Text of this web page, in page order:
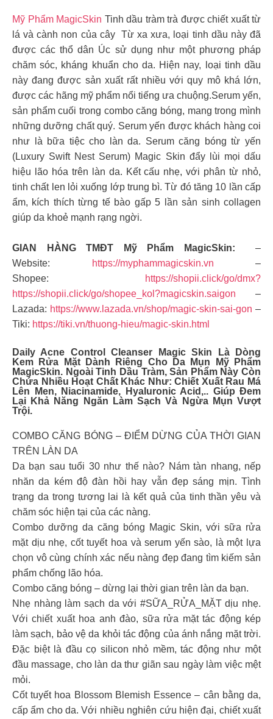
Mỹ Phẩm MagicSkin Tinh dầu tràm trà được chiết xuất từ
lá và cành non của cây Từ xa xưa, loại tinh dầu này đã
được các thổ dân Úc sử dụng như một phương pháp
chăm sóc, kháng khuẩn cho da. Hiện nay, loại tinh dầu
này đang được sản xuất rất nhiều với quy mô khá lớn,
được các hãng mỹ phẩm nổi tiếng ưa chuộng.Serum yến,
sản phẩm cuối trong combo căng bóng, mang trong mình
những dưỡng chất quý. Serum yến được khách hàng coi
như là bữa tiệc cho làn da. Serum căng bóng từ yến
(Luxury Swift Nest Serum) Magic Skin đẩy lùi mọi dấu
hiệu lão hóa trên làn da. Kết cấu nhẹ, với phân từ nhỏ,
tinh chất len lỏi xuống lớp trung bì. Từ đó tăng 10 lần cấp
ẩm, kích thích từng tế bào gấp 5 lần sản sinh collagen
giúp da khoẻ mạnh rạng ngời.
GIAN HÀNG TMĐT Mỹ Phẩm MagicSkin:
–
Website:
https://myphammagicskin.vn –
Shopee:
https://shopii.click/go/dmx?
https://shopii.click/go/shopee_kol?magicskin.saigon –
Lazada: https://www.lazada.vn/shop/magic-skin-sai-gon –
Tiki: https://tiki.vn/thuong-hieu/magic-skin.html
Daily Acne Control Cleanser Magic Skin Là Dòng
Kem Rửa Mặt Dành Riêng Cho Da Mụn Mỹ Phẩm
MagicSkin. Ngoài Tinh Dầu Tràm, Sản Phẩm Này Còn
Chứa Nhiều Hoạt Chất Khác Như: Chiết Xuất Rau Má
Lên Men, Niacinamide, Hyaluronic Acid,.. Giúp Đem
Lại Khả Năng Ngăn Làm Sạch Và Ngừa Mụn Vượt
Trội.
COMBO CĂNG BÓNG – ĐIỂM DỪNG CỦA THỜI GIAN
TRÊN LÀN DA
Da bạn sau tuổi 30 như thế nào? Nám tàn nhang, nếp
nhăn da kém độ đàn hồi hay vẫn đẹp sáng mịn. Tình
trạng da trong tương lai là kết quả của tinh thần yêu và
chăm sóc hiện tại của các nàng.
Combo dưỡng da căng bóng Magic Skin, với sữa rửa
mặt dịu nhẹ, cốt tuyết hoa và serum yến sào, là một lựa
chọn vô cùng chính xác nếu nàng đẹp đang tìm kiếm sản
phẩm chống lão hóa.
Combo căng bóng – dừng lại thời gian trên làn da bạn.
Nhẹ nhàng làm sạch da với #SỮA_RỬA_MẶT dịu nhẹ.
Với chiết xuất hoa anh đào, sữa rửa mặt tác động kép
làm sạch, bảo vệ da khỏi tác động của ánh nắng mặt trời.
Đặc biệt là đầu cọ silicon nhỏ mềm, tác động như một
đầu massage, cho làn da thư giãn sau ngày làm việc mệt
mỏi.
Cốt tuyết hoa Blossom Blemish Essence – cân bằng da,
cấp ẩm cho da. Với nhiều nghiên cứu hiện đại, chiết xuất